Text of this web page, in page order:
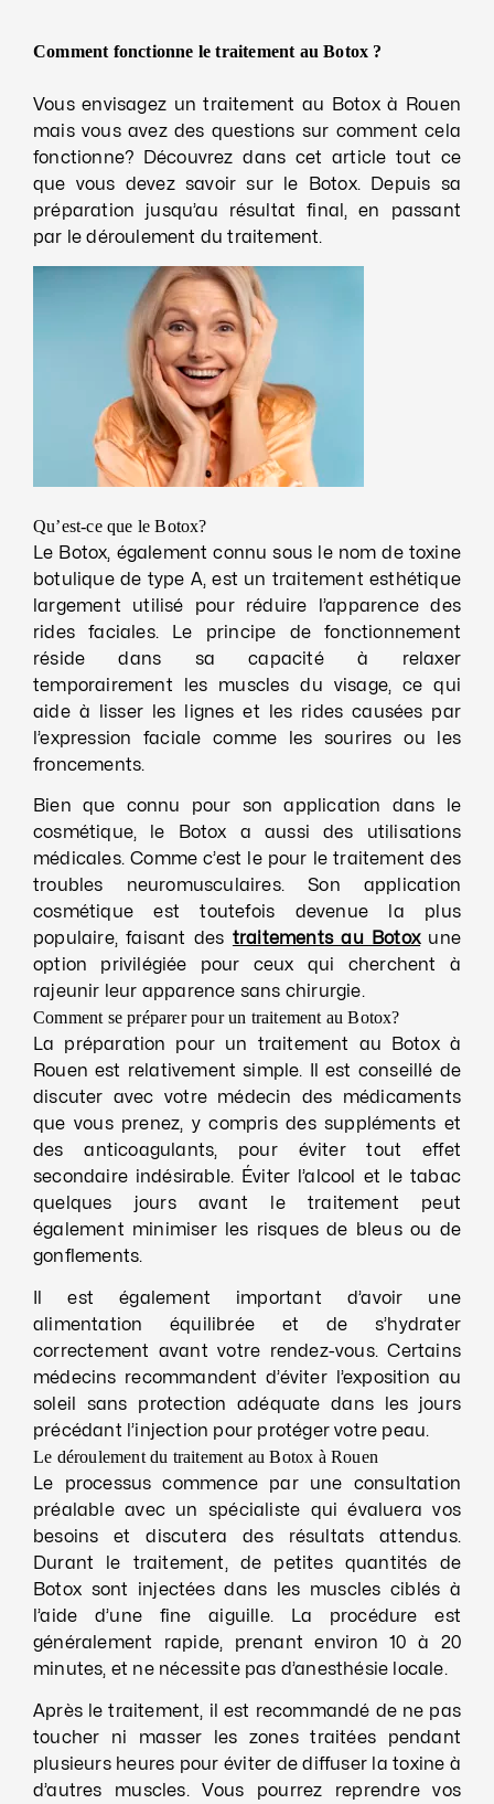
Comment fonctionne le traitement au Botox ?
Vous envisagez un traitement au Botox à Rouen
mais vous avez des questions sur comment cela
fonctionne? Découvrez dans cet article tout ce
que vous devez savoir sur le Botox. Depuis sa
préparation jusqu’au résultat final, en passant
par le déroulement du traitement.
Qu’est-ce que le Botox?
Le Botox, également connu sous le nom de toxine
botulique de type A, est un traitement esthétique
largement utilisé pour réduire l’apparence des
rides faciales. Le principe de fonctionnement
réside dans sa capacité à relaxer
temporairement les muscles du visage, ce qui
aide à lisser les lignes et les rides causées par
l’expression faciale comme les sourires ou les
froncements.
Bien que connu pour son application dans le
cosmétique, le Botox a aussi des utilisations
médicales. Comme c’est le pour le traitement des
troubles neuromusculaires. Son application
cosmétique est toutefois devenue la plus
populaire, faisant des traitements au Botoxune
option privilégiée pour ceux qui cherchent à
rajeunir leur apparence sans chirurgie.
Comment se préparer pour un traitement au Botox?
La préparation pour un traitement au Botox à
Rouen est relativement simple. Il est conseillé de
discuter avec votre médecin des médicaments
que vous prenez, y compris des suppléments et
des anticoagulants, pour éviter tout effet
secondaire indésirable. Éviter l’alcool et le tabac
quelques jours avant le traitement peut
également minimiser les risques de bleus ou de
gonflements.
Il est également important d’avoir une
alimentation équilibrée et de s’hydrater
correctement avant votre rendez-vous. Certains
médecins recommandent d’éviter l’exposition au
soleil sans protection adéquate dans les jours
précédant l’injection pour protéger votre peau.
Le déroulement du traitement au Botox à Rouen
Le processus commence par une consultation
préalable avec un spécialiste qui évaluera vos
besoins et discutera des résultats attendus.
Durant le traitement, de petites quantités de
Botox sont injectées dans les muscles ciblés à
l’aide d’une fine aiguille. La procédure est
généralement rapide, prenant environ 10 à 20
minutes, et ne nécessite pas d’anesthésie locale.
Après le traitement, il est recommandé de ne pas
toucher ni masser les zones traitées pendant
plusieurs heures pour éviter de diffuser la toxine à
d’autres muscles. Vous pourrez reprendre vos